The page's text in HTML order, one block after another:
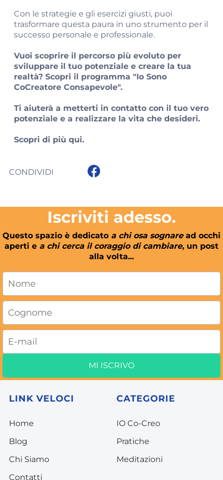
Con le strategie e gli esercizi giusti, puoi
trasformare questa paura in uno strumento per il
successo personale e professionale.
Vuoi scoprire il percorso più evoluto per
sviluppare il tuo potenziale e creare la tua
realtà? Scopri il programma "Io Sono
CoCreatore Consapevole".
Ti aiuterà a metterti in contatto con il tuo vero
potenziale e a realizzare la vita che desideri.
Scopri di più qui.
CONDIVIDI
Iscriviti adesso.
Questo spazio è dedicato a chi osa sognaread occhi
aperti e a chi cerca il coraggio di cambiare, un post
alla volta...
MI ISCRIVO
LINK VELOCI
Home
Blog
Chi Siamo
Contatti
CATEGORIE
IO Co-Creo
Pratiche
Meditazioni